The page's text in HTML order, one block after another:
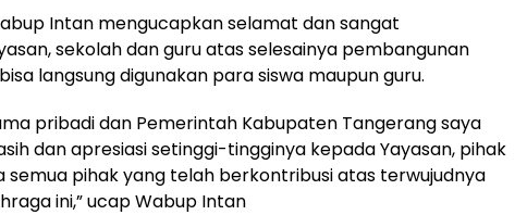
Intan mengucapkan selamat dan sangat
sekolah dan guru atas selesainya pembangunan
langsung digunakan para siswa maupun guru.
pribadi dan Pemerintah Kabupaten Tangerang saya
dan apresiasi setinggi-tingginya kepada Yayasan, pihak
semua pihak yang telah berkontribusi atas terwujudnya
ini,” ucap Wabup Intan